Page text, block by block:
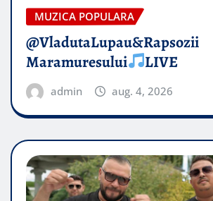
MUZICA POPULARA
@VladutaLupau&Rapsozii
Maramuresului
LIVE
admin aug. 4, 2026